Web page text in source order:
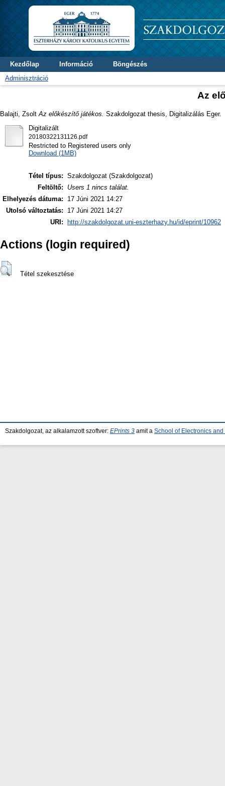
Kezdőlap Információ
Böngészés
Adminisztráció
Az
Balajti, Zsolt Az előkészítő játékos. Szakdolgozat thesis, Digitalizálás Eger.
Digitalizált
20180322131126.pdf
Restricted to Registered users only
Download (1MB)
Tétel típus: Szakdolgozat (Szakdolgozat)
Feltöltő:
Users 1 nincs találat.
Elhelyezés dátuma:
17 Júni 2021 14:27
Utolsó változtatás:
17 Júni 2021 14:27
URI:
http://szakdolgozat.uni-eszterhazy.hu/id/eprint/10962
Actions (login required)
Tétel szekesztése
Szakdolgozat, az alkalamzott szoftver: EPrints 3 amit a School of Electronics